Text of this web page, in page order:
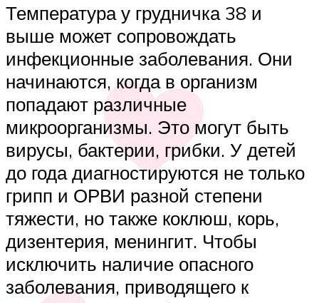
Температура у грудничка 38 и
выше может сопровождать
инфекционные заболевания. Они
начинаются, когда в организм
попадают различные
микроорганизмы. Это могут быть
вирусы, бактерии, грибки. У детей
до года диагностируются не только
грипп и ОРВИ разной степени
тяжести, но также коклюш, корь,
дизентерия, менингит. Чтобы
исключить наличие опасного
заболевания, приводящего к